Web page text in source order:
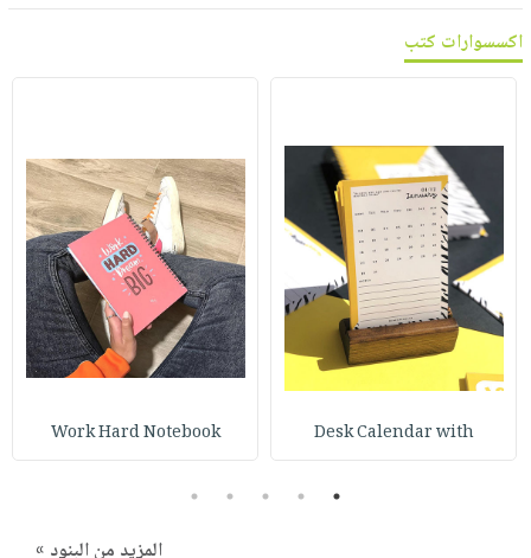
اكسسوارات كتب
Desk Calendar with
Work Hard Notebook
1
2
3
4
5
المزيد من البنود »